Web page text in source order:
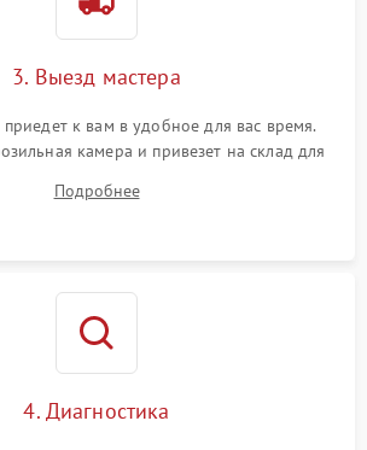
3. Выезд мастера
к вам в удобное для вас время.
камера и привезет на склад для
Подробнее
4. Диагностика